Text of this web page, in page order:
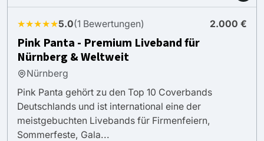
★★★★★5.0(1 Bewertungen) 2.000 €
Pink Panta - Premium Liveband für
Nürnberg & Weltweit
Nürnberg
Pink Panta gehört zu den Top 10 Coverbands
Deutschlands und ist international eine der
meistgebuchten Livebands für Firmenfeiern,
Sommerfeste, Gala...